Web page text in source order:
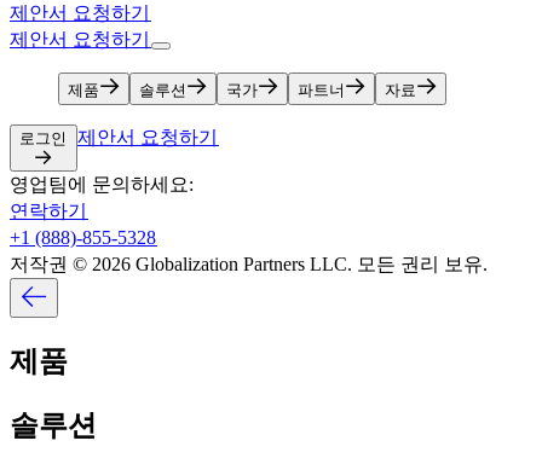
제안서 요청하기​​
제안서 요청하기​​
제품​​ 솔루션​​ 국가​​ 파트너​​ 자료​​
로그인​​ 제안서 요청하기​​
영업팀에 문의하세요:​​
연락하기​​
+1 (888)-855-5328​​
저작권 © 2026 Globalization Partners LLC. 모든 권리 보유.​​
제품​​
솔루션​​